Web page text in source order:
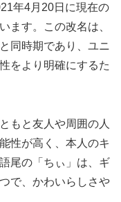
年4月20日に現在の
ます。この改名は、
同時期であり、ユニ
をより明確にするた
もと友人や周囲の人
性が高く、本人のキ
尾の「ちぃ」は、ギ
で、かわいらしさや